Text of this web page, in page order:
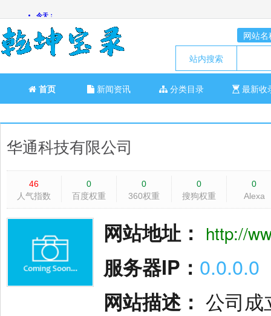
网站名
站内搜索
首页 新闻资讯 分类目录 最新收
华通科技有限公司
46
人气指数
0
百度权重
0
360权重
0
搜狗权重
0
Alexa
网站地址： http://
服务器IP： 0.0.0.0
网站描述： 公司成